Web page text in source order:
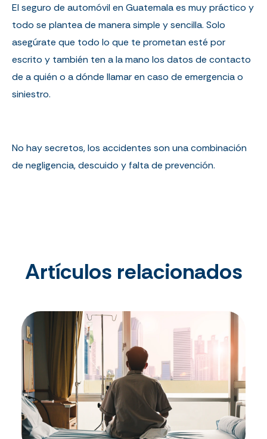
El seguro de automóvil en Guatemala es muy práctico y
todo se plantea de manera simple y sencilla. Solo
asegúrate que todo lo que te prometan esté por
escrito y también ten a la mano los datos de contacto
de a quién o a dónde llamar en caso de emergencia o
siniestro.
No hay secretos, los accidentes son una combinación
de negligencia, descuido y falta de prevención.
Artículos relacionados